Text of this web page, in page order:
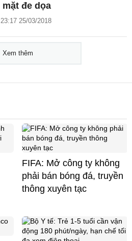
mặt đe dọa
23:17 25/03/2018
Xem thêm
FIFA: Mở công ty không
phải bán bóng đá, truyền
thông xuyên tạc